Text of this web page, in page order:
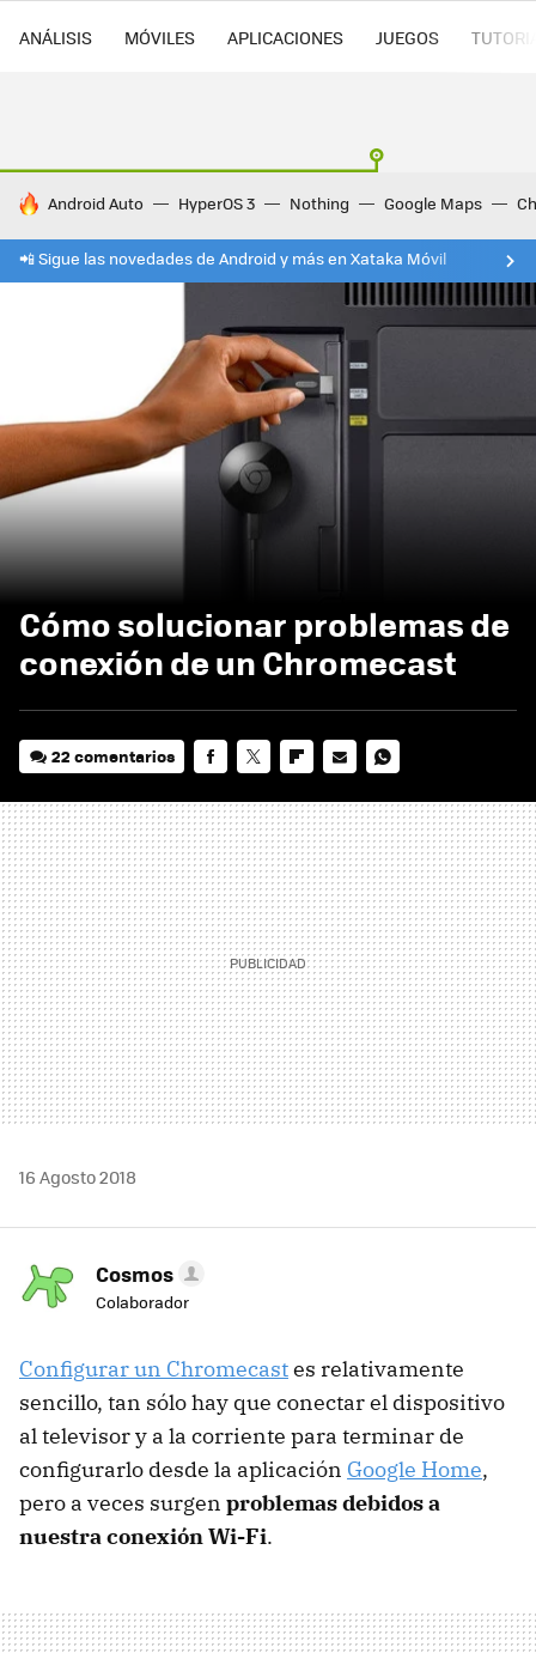
ANÁLISIS MÓVILES APLICACIONES JUEGOS
HOY SE HABLA DE
Android Auto HyperOS 3 Nothing Google Maps
📲 Sigue las novedades de Android y más en Xataka Móvil
Cómo solucionar problemas de
conexión de un Chromecast
22 comentarios
MAIL
16 Agosto 2018
Cosmos
Colaborador
Configurar un Chromecastes relativamente
sencillo, tan sólo hay que conectar el dispositivo
al televisor y a la corriente para terminar de
configurarlo desde la aplicación Google Home,
pero a veces surgen problemas debidos a
nuestra conexión Wi-Fi.